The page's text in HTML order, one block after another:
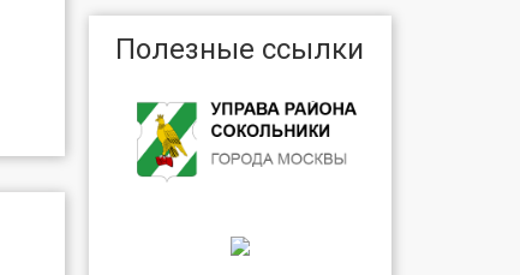
Полезные ссылки